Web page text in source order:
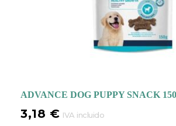
ADVANCE DOG PUPPY SNACK
3,18 € IVA incluido